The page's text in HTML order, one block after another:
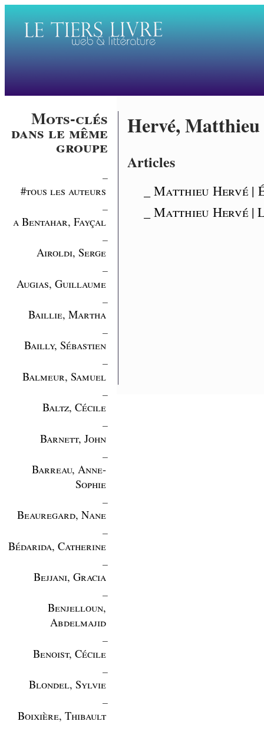
Mots-clés
dans le même
groupe
#tous les auteurs
a Bentahar, Fayçal
Airoldi, Serge
Augias, Guillaume
Baillie, Martha
Bailly, Sébastien
Balmeur, Samuel
Baltz, Cécile
Barnett, John
Barreau, Anne-
Sophie
Beauregard, Nane
Bédarida, Catherine
Bejjani, Gracia
Benjelloun,
Abdelmajid
Benoist, Cécile
Blondel, Sylvie
Boixière, Thibault
Hervé, Matthieu
Articles
_ Matthieu Hervé
_ Matthieu Hervé